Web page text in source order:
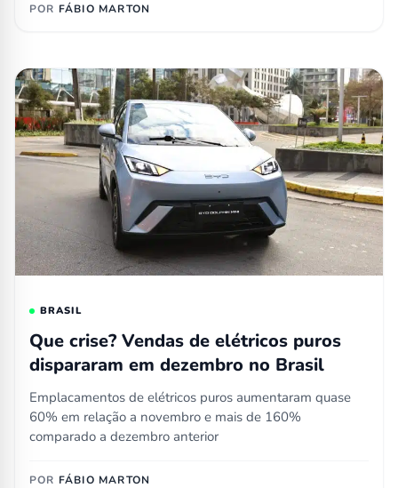
POR FÁBIO MARTON
BRASIL
Que crise? Vendas de elétricos puros
dispararam em dezembro no Brasil
Emplacamentos de elétricos puros aumentaram quase
60% em relação a novembro e mais de 160%
comparado a dezembro anterior
POR FÁBIO MARTON